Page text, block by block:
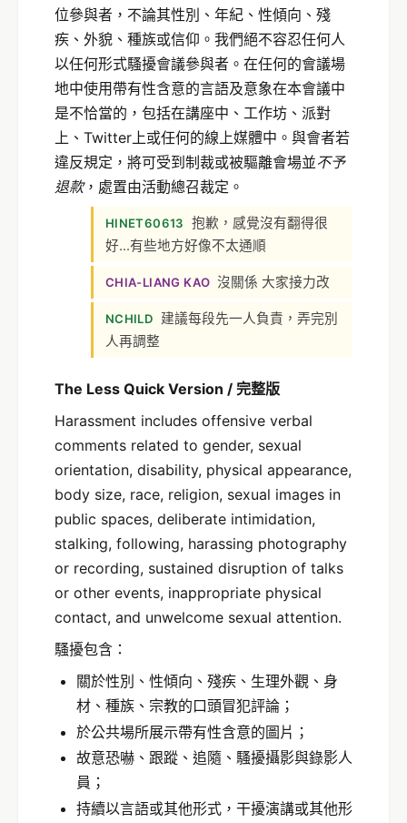
位參與者，不論其性別、年紀、性傾向、殘
疾、外貌、種族或信仰。我們絕不容忍任何人
以任何形式騷擾會議參與者。在任何的會議場
地中使用帶有性含意的言語及意象在本會議中
是不恰當的，包括在講座中、工作坊、派對
上、Twitter上或任何的線上媒體中。與會者若
違反規定，將可受到制裁或被驅離會場並不予
退款，處置由活動總召裁定。
HINET60613
抱歉，感覺沒有翻得很
好...有些地方好像不太通順
CHIA-LIANG KAO 沒關係 大家接力改
NCHILD
建議每段先一人負責，弄完別
人再調整
The Less Quick Version / 完整版
Harassment includes offensive verbal
comments related to gender, sexual
orientation, disability, physical appearance,
body size, race, religion, sexual images in
public spaces, deliberate intimidation,
stalking, following, harassing photography
or recording, sustained disruption of talks
or other events, inappropriate physical
contact, and unwelcome sexual attention.
騷擾包含：
關於性別、性傾向、殘疾、生理外觀、身
材、種族、宗教的口頭冒犯評論；
於公共場所展示帶有性含意的圖片；
故意恐嚇、跟蹤、追隨、騷擾攝影與錄影人
員；
持續以言語或其他形式，干擾演講或其他形